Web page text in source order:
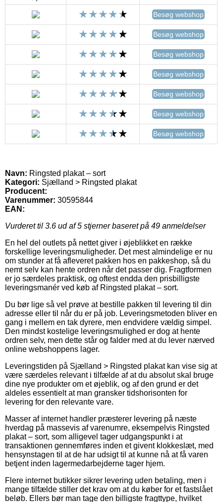
Besøg webshop
Besøg webshop
Besøg webshop
Besøg webshop
Besøg webshop
Besøg webshop
Besøg webshop
Navn: Ringsted plakat – sort
Kategori: Sjælland > Ringsted plakat
Producent:
Varenummer: 30595844
EAN:
Vurderet til 3.6 ud af 5 stjerner baseret på 49 anmeldelser
En hel del outlets på nettet giver i øjeblikket en række
forskellige leveringsmuligheder. Det mest almindelige er nu
om stunder at få afleveret pakken hos en pakkeshop, så du
nemt selv kan hente ordren når det passer dig. Fragtformen
er jo særdeles praktisk, og oftest endda den prisbilligste
leveringsmanér ved køb af Ringsted plakat – sort.
Du bør lige så vel prøve at bestille pakken til levering til din
adresse eller til når du er på job. Leveringsmetoden bliver en
gang i mellem en tak dyrere, men endvidere vældig simpel.
Den mindst kostelige leveringsmulighed er dog at hente
ordren selv, men dette står og falder med at du lever nærved
online webshoppens lager.
Leveringstiden på Sjælland > Ringsted plakat kan vise sig at
være særdeles relevant i tilfælde af at du absolut skal bruge
dine nye produkter om et øjeblik, og af den grund er det
aldeles essentielt at man gransker tidshorisonten for
levering for den relevante vare.
Masser af internet handler præsterer levering på næste
hverdag på massevis af varenumre, eksempelvis Ringsted
plakat – sort, som alligevel tager udgangspunkt i at
transaktionen gennemføres inden et givent klokkeslæt, med
hensynstagen til at de har udsigt til at kunne nå at få varen
betjent inden lagermedarbejderne tager hjem.
Flere internet butikker sikrer levering uden betaling, men i
mange tilfælde stiller det krav om at du køber for et fastslået
beløb. Ellers bør man tage den billigste fragttype, hvilket